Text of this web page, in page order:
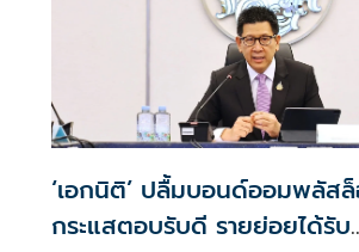
‘เอกนิติ’ ปลื้มบอนด์ออมพลัส
กระแสตอบรับดี รายย่อยได้รับ